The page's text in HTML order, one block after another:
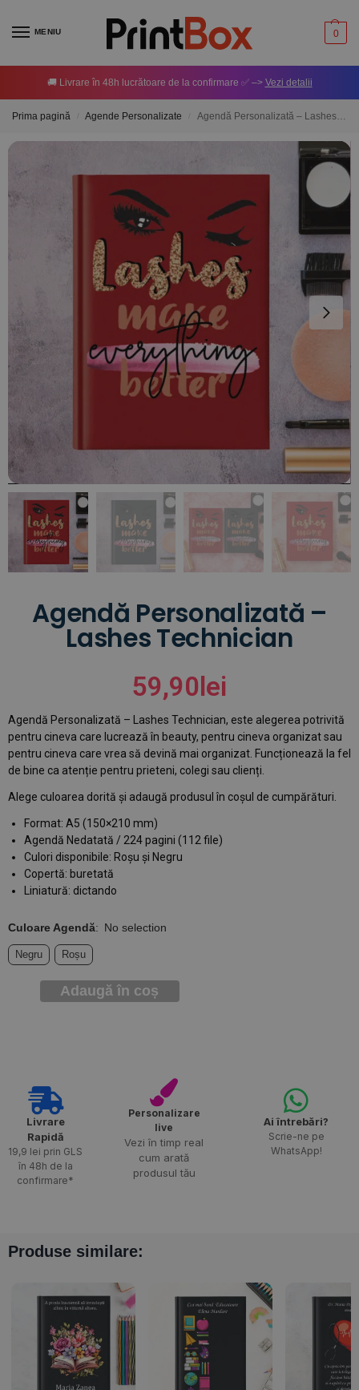
MENIU 0
🚚 Livrare în 48h lucrătoare de la confirmare ✅ –> Vezi detalii
Prima pagină Agende Personalizate Agendă Personalizată – Lashes Technician
Agendă Personalizată –
Lashes Technician
59,90lei
Agendă Personalizată – Lashes Technician, este alegerea potrivită
pentru cineva care lucrează în beauty, pentru cineva organizat sau
pentru cineva care vrea să devină mai organizat. Funcționează la fel
de bine ca atenție pentru prieteni, colegi sau clienți.
Alege culoarea dorită și adaugă produsul în coșul de cumpărături.
Format: A5 (150×210 mm)
Agendă Nedatată / 224 pagini (112 file)
Culori disponibile: Roșu și Negru
Copertă: buretată
Liniatură: dictando
Culoare Agendă: No selection
Negru Roșu
Adaugă în coș
Livrare
Rapidă​
19,9 lei prin GLS
în 48h de la
confirmare*
Personalizare
live
Vezi în timp real
cum arată
produsul tău
Ai întrebări?
Scrie-ne pe
WhatsApp!
Produse similare: